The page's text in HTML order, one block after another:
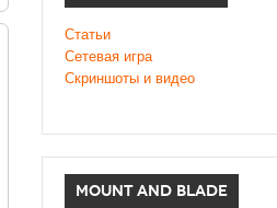
Статьи
Сетевая игра
Скриншоты и видео
MOUNT AND BLADE